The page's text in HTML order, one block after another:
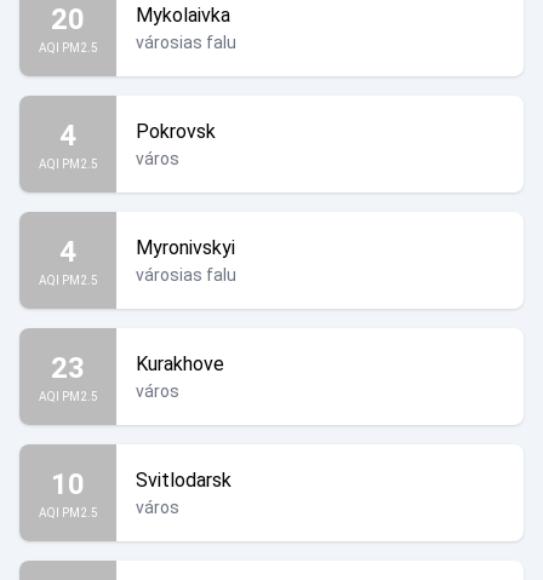
20
AQI PM2.5
Mykolaivka
városias falu
4
AQI PM2.5
Pokrovsk
város
4
AQI PM2.5
Myronivskyi
városias falu
23
AQI PM2.5
Kurakhove
város
10
AQI PM2.5
Svitlodarsk
város